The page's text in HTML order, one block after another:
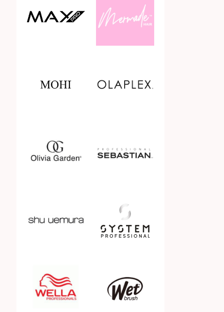
Leave in spray
Leave-in conditioner
Preshampoo
Shampoo
SPING your hair back to life
Tijdelijke haarkleuring